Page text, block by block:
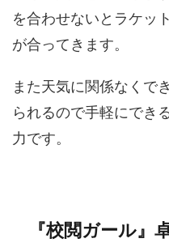
を合わせないとラケッ
が合ってきます。
また天気に関係なくで
られるので手軽にでき
力です。
『校閲ガール』